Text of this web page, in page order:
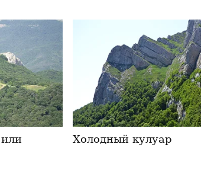
Холодный кулуар